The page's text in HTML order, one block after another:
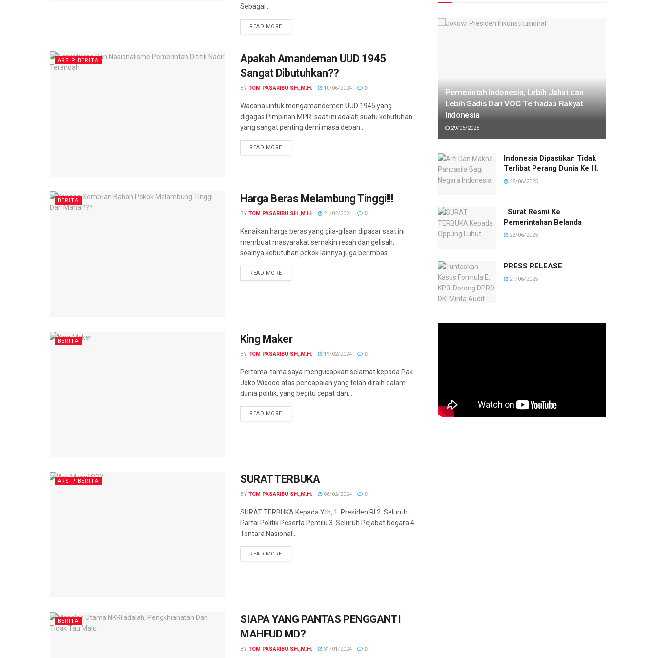
Sebagai...
READ MORE
ARSIP BERITA
Apakah Amandeman UUD 1945
Sangat Dibutuhkan??
BY TOM PASARIBU SH.,M.H. 10/06/2024 0
Wacana untuk mengamandemen UUD 1945 yang
digagas Pimpinan MPR saat ini adalah suatu kebutuhan
yang sangat penting demi masa depan...
READ MORE
BERITA Harga Beras Melambung Tinggi!!!
BY TOM PASARIBU SH.,M.H. 21/02/2024 0
Kenaikan harga beras yang gila-gilaan dipasar saat ini
membuat masyarakat semakin resah dan gelisah,
soalnya kebutuhan pokok lainnya juga berimbas...
READ MORE
BERITA King Maker
BY TOM PASARIBU SH.,M.H. 19/02/2024 0
Pertama-tama saya mengucapkan selamat kepada Pak
Joko Widodo atas pencapaian yang telah diraih dalam
dunia politik, yang begitu cepat dan...
READ MORE
ARSIP BERITA SURAT TERBUKA
BY TOM PASARIBU SH.,M.H. 08/02/2024 0
SURAT TERBUKA Kepada Yth, 1. Presiden RI 2. Seluruh
Partai Politik Peserta Pemilu 3. Seluruh Pejabat Negara 4.
Tentara Nasional...
READ MORE
BERITA
SIAPA YANG PANTAS PENGGANTI
MAHFUD MD?
BY TOM PASARIBU SH.,M.H. 31/01/2024 0
Pemerintah Indonesia, Lebih Jahat dan
Lebih Sadis Dari VOC Terhadap Rakyat
Indonesia
29/06/2025
Indonesia Dipastikan Tidak
Terlibat Perang Dunia Ke III.
25/06/2025
Surat Resmi Ke
Pemerintahan Belanda
23/06/2025
PRESS RELEASE
21/06/2025